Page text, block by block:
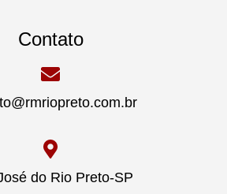
Contato
do Rio Preto-SP